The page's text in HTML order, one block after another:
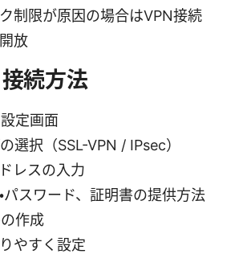
制限が原因の場合はVPN接続
放
続方法
定画面
選択（SSL-VPN / IPsec）
レスの入力
パスワード、証明書の提供方法
作成
やすく設定